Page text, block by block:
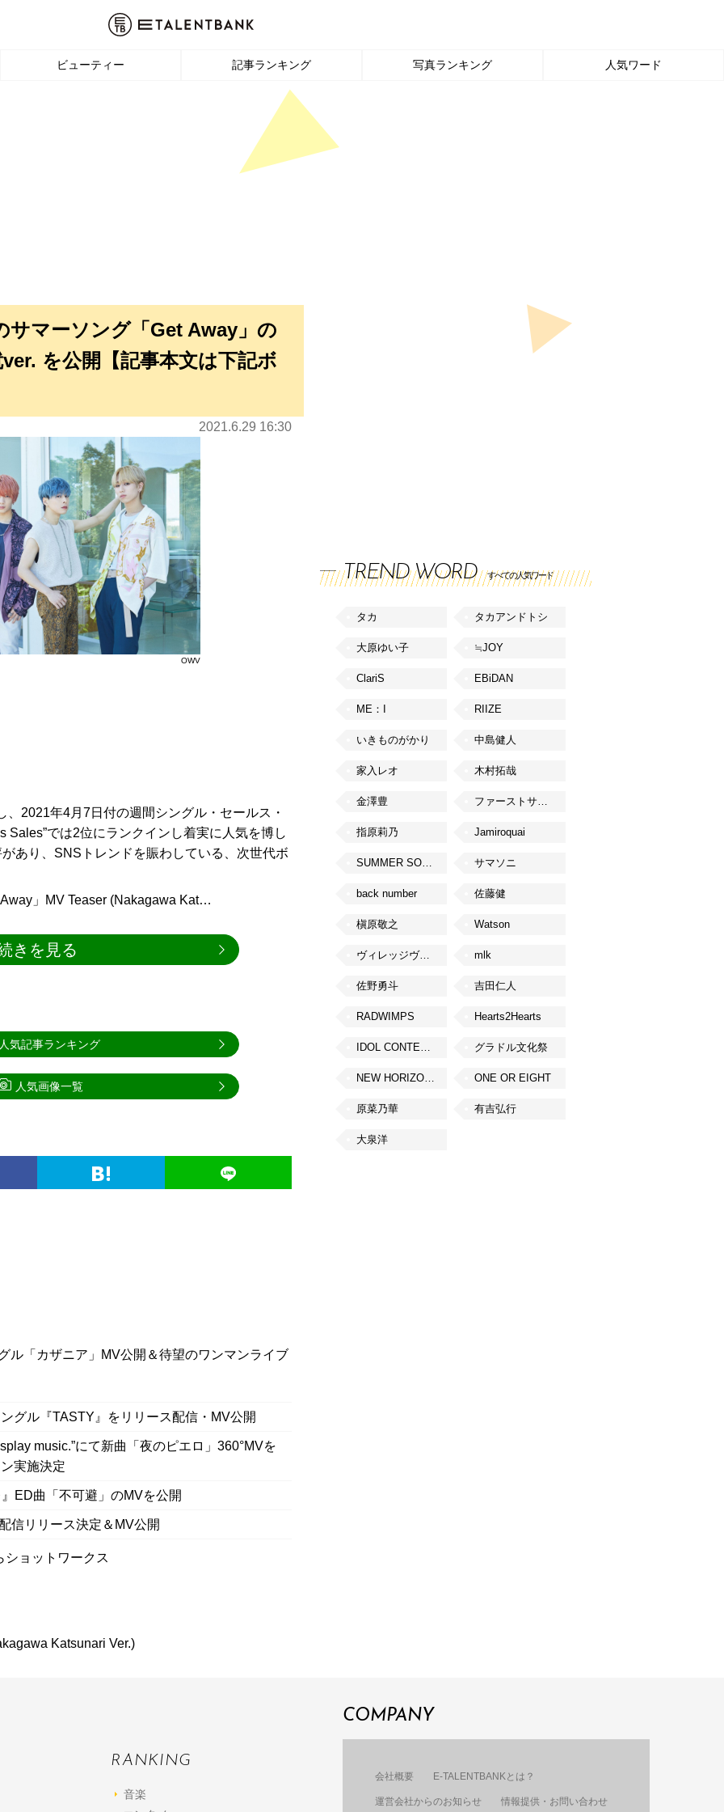
ビューティー 記事ランキング 写真ランキング 人気ワード
サマーソング「Get Away」の
を公開【記事本文は下記ボ
2021.6.29 16:30
OWV
2021年4月7日付の週間シングル・セールス・
Sales”では2位にランクインし着実に人気を博し
あり、SNSトレンドを賑わしている、次世代ボ
」MV Teaser (Nakagawa Kat…
きを見る
ル「カザニア」MV公開＆待望のワンマンライブ
グル『TASTY』をリリース配信・MV公開
music.”にて新曲「夜のピエロ」360°MVを
実施決定
ED曲「不可避」のMVを公開
信リリース決定＆MV公開
ョットワークス
Katsunari Ver.)
気記事ランキング
人気画像一覧
TREND WORD すべての人気ワード
タカ タカアンドトシ
大原ゆい子 ≒JOY
ClariS EBiDAN
ME：I RIIZE
いきものがかり 中島健人
家入レオ 木村拓哉
金澤豊 ファーストサマーウイカ
指原莉乃 Jamiroquai
SUMMER SONIC サマソニ
back number 佐藤健
槇原敬之 Watson
ヴィレッジヴァンガード mlk
佐野勇斗 吉田仁人
RADWIMPS Hearts2Hearts
IDOL CONTENT EXPO グラドル文化祭
NEW HORIZON FEST ONE OR EIGHT
原菜乃華 有吉弘行
大泉洋
RANKING
音楽
COMPANY
会社概要 E-TALENTBANKとは？
運営会社からのお知らせ 情報提供・お問い合わせ